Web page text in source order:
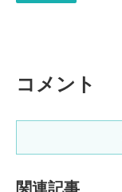
コメント
関連記事